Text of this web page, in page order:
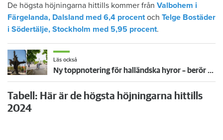
De högsta höjningarna hittills kommer från Valbohem i
Färgelanda, Dalsland med 6,4 procentoch Telge Bostäder
i Södertälje, Stockholm med 5,95 procent.
Läs också
Ny toppnotering för halländska hyror – berör tusentals hushåll i Kungsbacka och Varberg
Tabell: Här är de högsta höjningarna hittills
2024